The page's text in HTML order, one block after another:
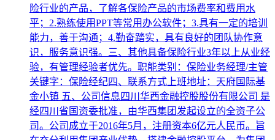
险行业的产品，了解各保险产品的市场费率和费用水
平；2.熟练使用PPT等常用办公软件；3.具有一定的培训
能力，善于沟通；4.勤奋踏实，具有良好的团队协作意
识，服务意识强。三、其他具备保险行业3年以上从业经
验，有管理经验者优先。职能类别：保险业务经理/主管
关键字：保险经纪四、联系方式上班地址：天府国际基
金小镇 五、公司信息四川华西金融控股股份有限公司 是
经四川省国资委批准，由华西集团发起设立的全资子公
司。公司成立于2016年5月，注册资本6亿元人民币。旨